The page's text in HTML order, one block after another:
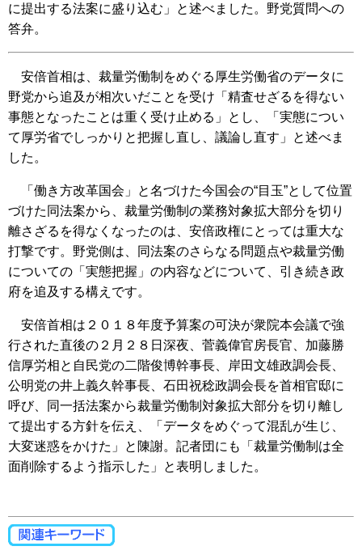
に提出する法案に盛り込む」と述べました。野党質問への
答弁。
安倍首相は、裁量労働制をめぐる厚生労働省のデータに
野党から追及が相次いだことを受け「精査せざるを得ない
事態となったことは重く受け止める」とし、「実態につい
て厚労省でしっかりと把握し直し、議論し直す」と述べま
した。
「働き方改革国会」と名づけた今国会の“目玉”として位置
づけた同法案から、裁量労働制の業務対象拡大部分を切り
離さざるを得なくなったのは、安倍政権にとっては重大な
打撃です。野党側は、同法案のさらなる問題点や裁量労働
についての「実態把握」の内容などについて、引き続き政
府を追及する構えです。
安倍首相は２０１８年度予算案の可決が衆院本会議で強
行された直後の２月２８日深夜、菅義偉官房長官、加藤勝
信厚労相と自民党の二階俊博幹事長、岸田文雄政調会長、
公明党の井上義久幹事長、石田祝稔政調会長を首相官邸に
呼び、同一括法案から裁量労働制対象拡大部分を切り離し
て提出する方針を伝え、「データをめぐって混乱が生じ、
大変迷惑をかけた」と陳謝。記者団にも「裁量労働制は全
面削除するよう指示した」と表明しました。